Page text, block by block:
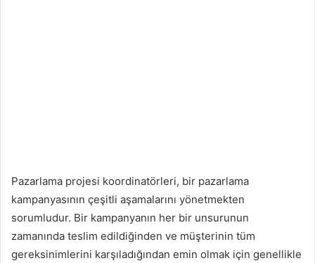
Pazarlama projesi koordinatörleri, bir pazarlama
kampanyasının çeşitli aşamalarını yönetmekten
sorumludur. Bir kampanyanın her bir unsurunun
zamanında teslim edildiğinden ve müşterinin tüm
gereksinimlerini karşıladığından emin olmak için genellikle